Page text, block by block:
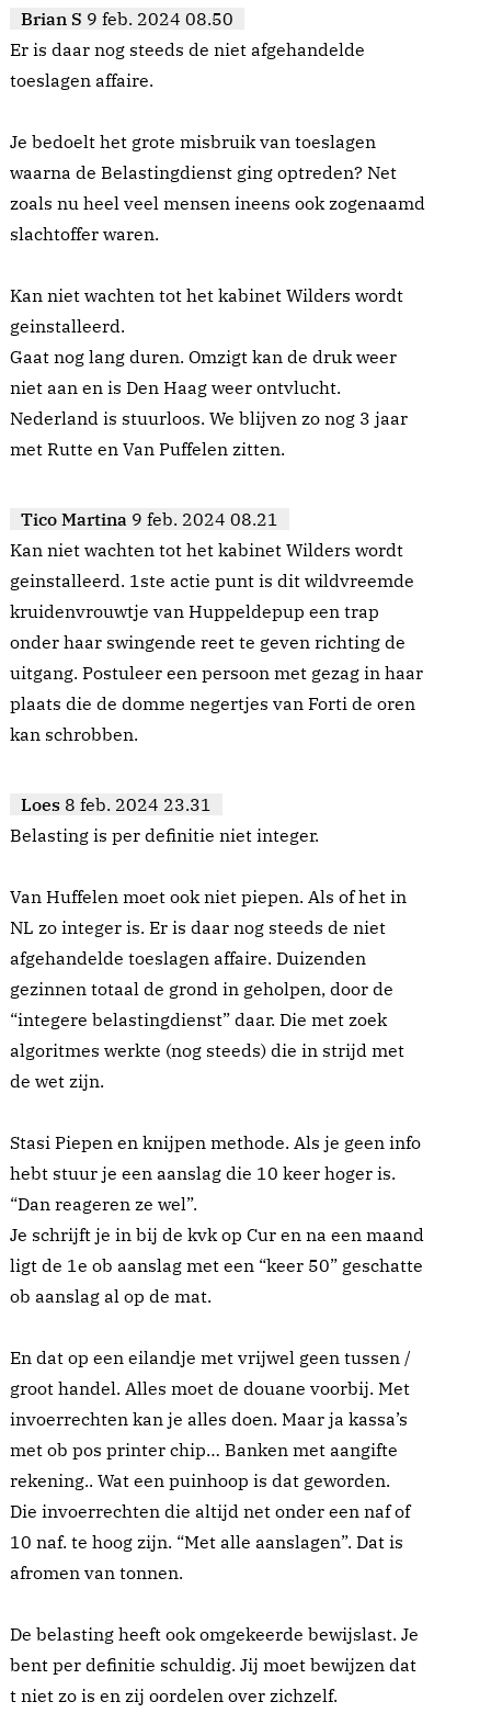
Brian S 9 feb. 2024 08.50
Er is daar nog steeds de niet afgehandelde
toeslagen affaire.
Je bedoelt het grote misbruik van toeslagen
waarna de Belastingdienst ging optreden? Net
zoals nu heel veel mensen ineens ook zogenaamd
slachtoffer waren.
Kan niet wachten tot het kabinet Wilders wordt
geinstalleerd.
Gaat nog lang duren. Omzigt kan de druk weer
niet aan en is Den Haag weer ontvlucht.
Nederland is stuurloos. We blijven zo nog 3 jaar
met Rutte en Van Puffelen zitten.
Tico Martina 9 feb. 2024 08.21
Kan niet wachten tot het kabinet Wilders wordt
geinstalleerd. 1ste actie punt is dit wildvreemde
kruidenvrouwtje van Huppeldepup een trap
onder haar swingende reet te geven richting de
uitgang. Postuleer een persoon met gezag in haar
plaats die de domme negertjes van Forti de oren
kan schrobben.
Loes 8 feb. 2024 23.31
Belasting is per definitie niet integer.
Van Huffelen moet ook niet piepen. Als of het in
NL zo integer is. Er is daar nog steeds de niet
afgehandelde toeslagen affaire. Duizenden
gezinnen totaal de grond in geholpen, door de
“integere belastingdienst” daar. Die met zoek
algoritmes werkte (nog steeds) die in strijd met
de wet zijn.
Stasi Piepen en knijpen methode. Als je geen info
hebt stuur je een aanslag die 10 keer hoger is.
“Dan reageren ze wel”.
Je schrijft je in bij de kvk op Cur en na een maand
ligt de 1e ob aanslag met een “keer 50” geschatte
ob aanslag al op de mat.
En dat op een eilandje met vrijwel geen tussen /
groot handel. Alles moet de douane voorbij. Met
invoerrechten kan je alles doen. Maar ja kassa’s
met ob pos printer chip… Banken met aangifte
rekening.. Wat een puinhoop is dat geworden.
Die invoerrechten die altijd net onder een naf of
10 naf. te hoog zijn. “Met alle aanslagen”. Dat is
afromen van tonnen.
De belasting heeft ook omgekeerde bewijslast. Je
bent per definitie schuldig. Jij moet bewijzen dat
t niet zo is en zij oordelen over zichzelf.